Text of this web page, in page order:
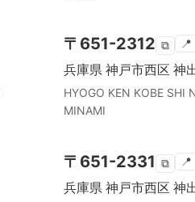
〒 651-2312 ⧉ 📍
兵庫県 神戸市西区 神
HYOGO KEN KOBE SHI
MINAMI
〒 651-2331 ⧉ 📍
兵庫県 神戸市西区 神